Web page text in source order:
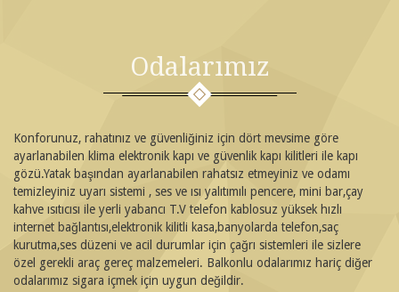
Odalarımız
Konforunuz, rahatınız ve güvenliğiniz için dört mevsime göre
ayarlanabilen klima elektronik kapı ve güvenlik kapı kilitleri ile kapı
gözü.Yatak başından ayarlanabilen rahatsız etmeyiniz ve odamı
temizleyiniz uyarı sistemi , ses ve ısı yalıtımılı pencere, mini bar,çay
kahve ısıtıcısı ile yerli yabancı T.V telefon kablosuz yüksek hızlı
internet bağlantısı,elektronik kilitli kasa,banyolarda telefon,saç
kurutma,ses düzeni ve acil durumlar için çağrı sistemleri ile sizlere
özel gerekli araç gereç malzemeleri. Balkonlu odalarımız hariç diğer
odalarımız sigara içmek için uygun değildir.